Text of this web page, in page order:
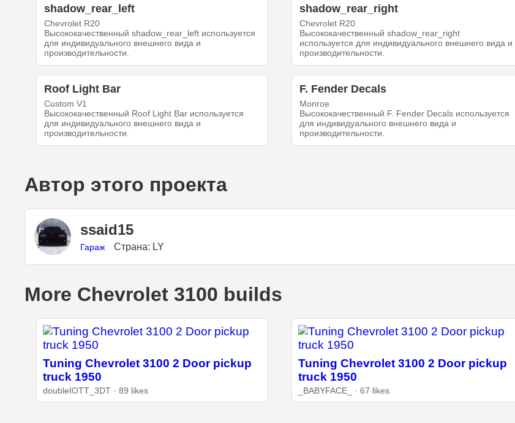
shadow_rear_left
Chevrolet R20
Высококачественный shadow_rear_left используется
для индивидуального внешнего вида и
производительности.
shadow_rear_right
Chevrolet R20
Высококачественный shadow_rear_right
используется для индивидуального внешнего вида и
производительности.
Roof Light Bar
Custom V1
Высококачественный Roof Light Bar используется
для индивидуального внешнего вида и
производительности.
F. Fender Decals
Monroe
Высококачественный F. Fender Decals используется
для индивидуального внешнего вида и
производительности.
Автор этого проекта
ssaid15
Гараж Страна: LY
More Chevrolet 3100 builds
Tuning Chevrolet 3100 2 Door pickup
truck 1950
doubleIOTT_3DT · 89 likes
Tuning Chevrolet 3100 2 Door pickup
truck 1950
_BABYFACE_ · 67 likes